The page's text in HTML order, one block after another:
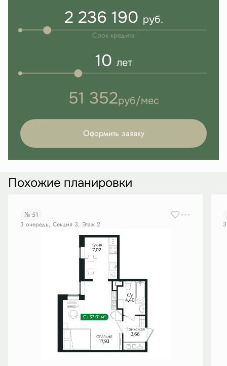
2 236 190 руб.
Срок кредита
10 лет
51 352руб/мес
Оформить заявку
Похожие планировки
№ 51
3 очередь, Секция 3, Этаж 2